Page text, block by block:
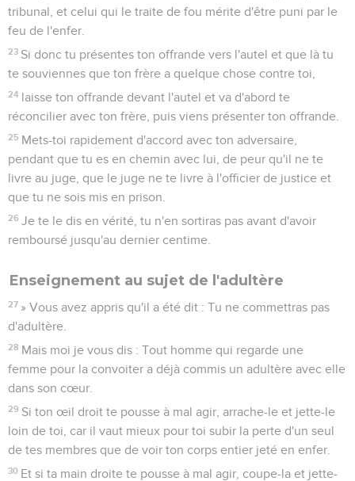
tribunal, et celui qui le traite de fou mérite d'être puni par le
feu de l'enfer.
23 Si donc tu présentes ton offrande vers l'autel et que là tu
te souviennes que ton frère a quelque chose contre toi,
24 laisse ton offrande devant l'autel et va d'abord te
réconcilier avec ton frère, puis viens présenter ton offrande.
25 Mets-toi rapidement d'accord avec ton adversaire,
pendant que tu es en chemin avec lui, de peur qu'il ne te
livre au juge, que le juge ne te livre à l'officier de justice et
que tu ne sois mis en prison.
26 Je te le dis en vérité, tu n'en sortiras pas avant d'avoir
remboursé jusqu'au dernier centime.
Enseignement au sujet de l'adultère
27 » Vous avez appris qu'il a été dit : Tu ne commettras pas
d'adultère.
28 Mais moi je vous dis : Tout homme qui regarde une
femme pour la convoiter a déjà commis un adultère avec elle
dans son cœur.
29 Si ton œil droit te pousse à mal agir, arrache-le et jette-le
loin de toi, car il vaut mieux pour toi subir la perte d'un seul
de tes membres que de voir ton corps entier jeté en enfer.
30 Et si ta main droite te pousse à mal agir, coupe-la et jette-